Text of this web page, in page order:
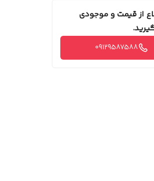
از قیمت و موجودی
09129587588